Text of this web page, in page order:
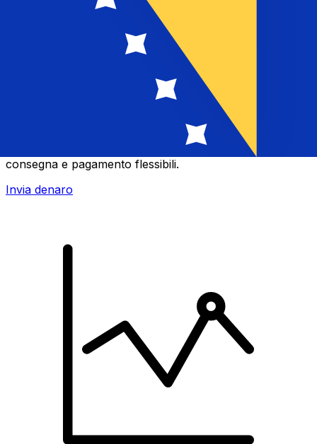
Trasferimenti di denaro internazionali Xe
Invia denaro online in modo facile, veloce e sicuro.
Tracciamento e notifiche in tempo reale + opzioni di
consegna e pagamento flessibili.
Invia denaro